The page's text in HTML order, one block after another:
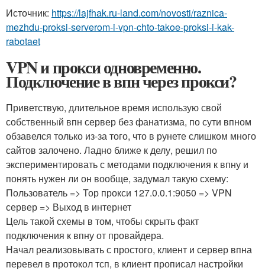
Источник: https://lajfhak.ru-land.com/novosti/raznica-
mezhdu-proksi-serverom-i-vpn-chto-takoe-proksi-i-kak-
rabotaet
VPN и прокси одновременно.
Подключение в впн через прокси?
Приветствую, длительное время использую свой
собственный впн сервер без фанатизма, по сути впном
обзавелся только из-за того, что в рунете слишком много
сайтов залочено. Ладно ближе к делу, решил по
экспериментировать с методами подключения к впну и
понять нужен ли он вообще, задумал такую схему:
Пользователь => Тор прокси 127.0.0.1:9050 => VPN
сервер => Выход в интернет
Цель такой схемы в том, чтобы скрыть факт
подключения к впну от провайдера.
Начал реализовывать с простого, клиент и сервер впна
перевел в протокол тсп, в клиент прописал настройки